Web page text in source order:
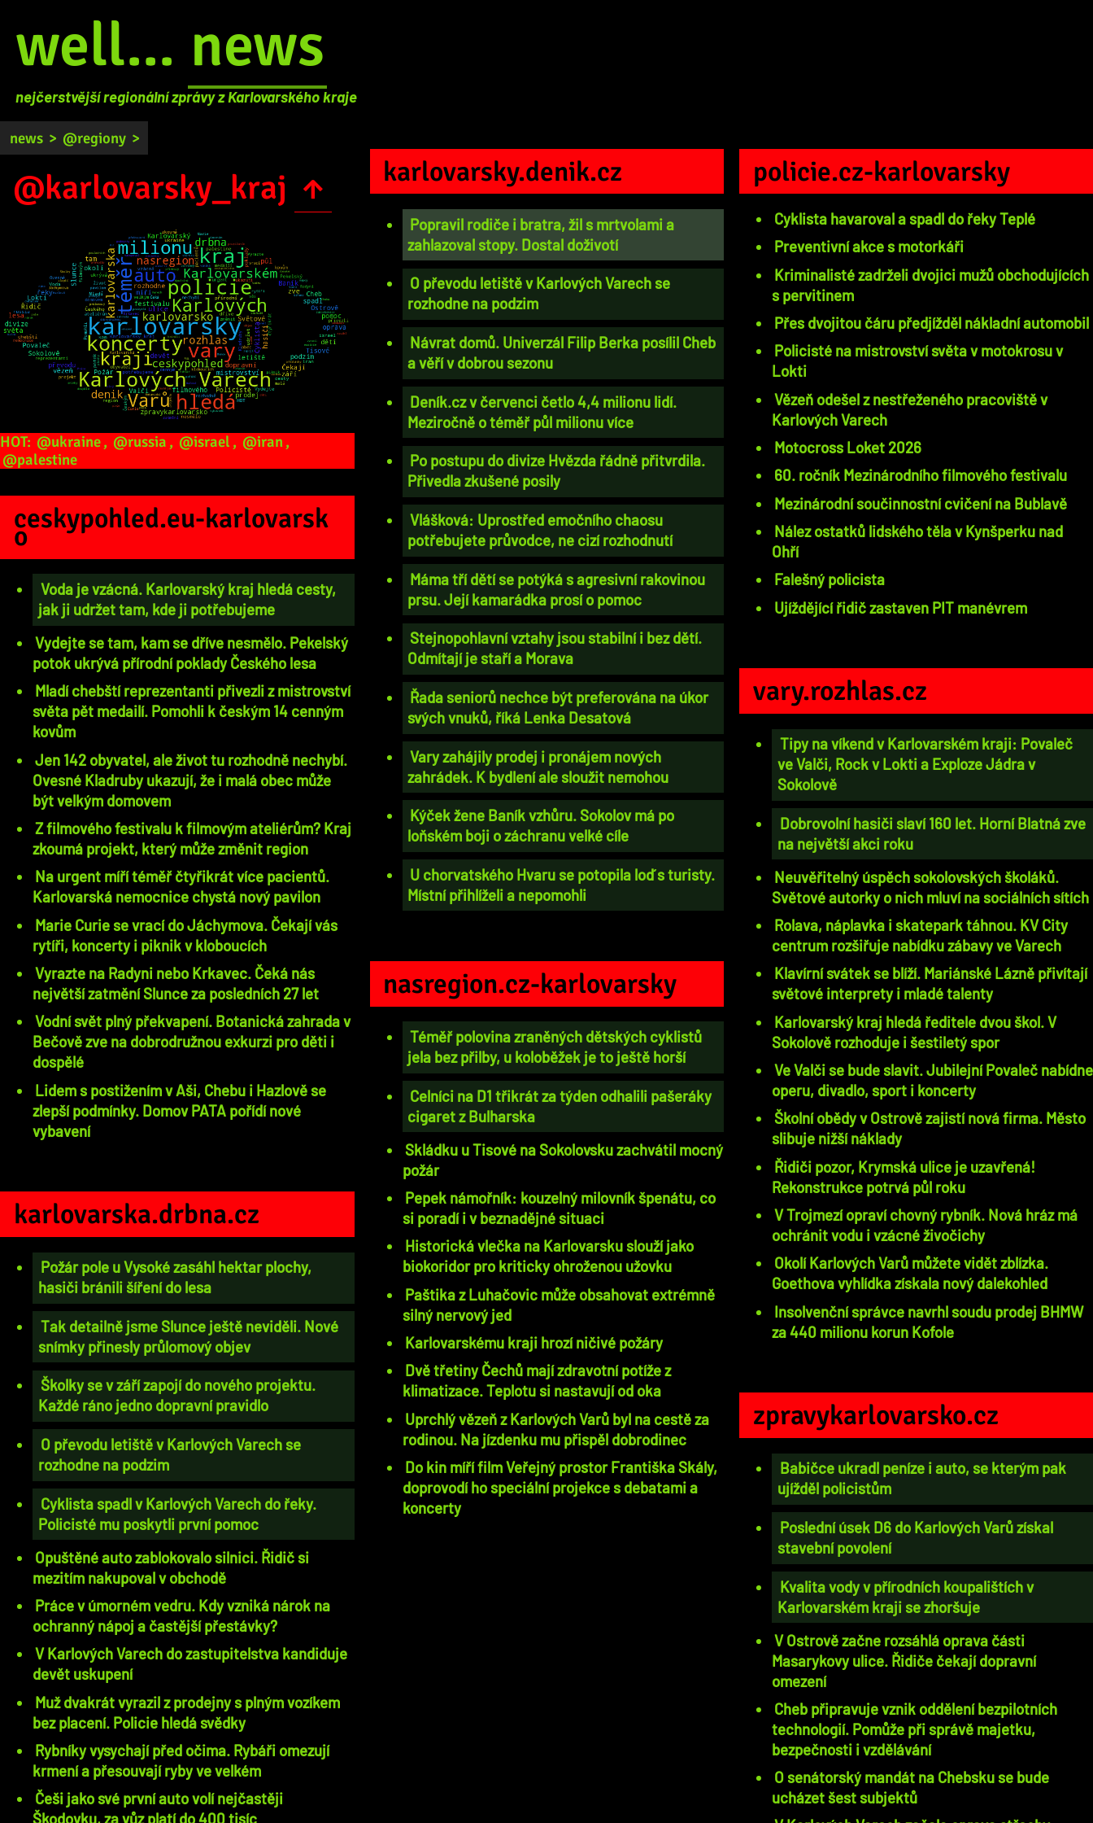
well... news
nejčerstvější regionální zprávy z Karlovarského kraje
news > @regiony >
@karlovarsky_kraj ↑
HOT: @ukraine, @russia , @israel , @iran ,
@palestine
ceskypohled.eu-karlovarsk
o
Voda je vzácná. Karlovarský kraj hledá cesty,
jak ji udržet tam, kde ji potřebujeme
Vydejte se tam, kam se dříve nesmělo. Pekelský
potok ukrývá přírodní poklady Českého lesa
Mladí chebští reprezentanti přivezli z mistrovství
světa pět medailí. Pomohli k českým 14 cenným
kovům
Jen 142 obyvatel, ale život tu rozhodně nechybí.
Ovesné Kladruby ukazují, že i malá obec může
být velkým domovem
Z filmového festivalu k filmovým ateliérům? Kraj
zkoumá projekt, který může změnit region
Na urgent míří téměř čtyřikrát více pacientů.
Karlovarská nemocnice chystá nový pavilon
Marie Curie se vrací do Jáchymova. Čekají vás
rytíři, koncerty i piknik v kloboucích
Vyrazte na Radyni nebo Krkavec. Čeká nás
největší zatmění Slunce za posledních 27 let
Vodní svět plný překvapení. Botanická zahrada v
Bečově zve na dobrodružnou exkurzi pro děti i
dospělé
Lidem s postižením v Aši, Chebu i Hazlově se
zlepší podmínky. Domov PATA pořídí nové
vybavení
karlovarska.drbna.cz
Požár pole u Vysoké zasáhl hektar plochy,
hasiči bránili šíření do lesa
Tak detailně jsme Slunce ještě neviděli. Nové
snímky přinesly průlomový objev
Školky se v září zapojí do nového projektu.
Každé ráno jedno dopravní pravidlo
O převodu letiště v Karlových Varech se
rozhodne na podzim
Cyklista spadl v Karlových Varech do řeky.
Policisté mu poskytli první pomoc
Opuštěné auto zablokovalo silnici. Řidič si
mezitím nakupoval v obchodě
Práce v úmorném vedru. Kdy vzniká nárok na
ochranný nápoj a častější přestávky?
V Karlových Varech do zastupitelstva kandiduje
devět uskupení
Muž dvakrát vyrazil z prodejny s plným vozíkem
bez placení. Policie hledá svědky
Rybníky vysychají před očima. Rybáři omezují
krmení a přesouvají ryby ve velkém
Češi jako své první auto volí nejčastěji
Škodovku, za vůz platí do 400 tisíc
karlovarsky.denik.cz
Popravil rodiče i bratra, žil s mrtvolami a
zahlazoval stopy. Dostal doživotí
O převodu letiště v Karlových Varech se
rozhodne na podzim
Návrat domů. Univerzál Filip Berka posílil Cheb
a věří v dobrou sezonu
Deník.cz v červenci četlo 4,4 milionu lidí.
Meziročně o téměř půl milionu více
Po postupu do divize Hvězda řádně přitvrdila.
Přivedla zkušené posily
Vlášková: Uprostřed emočního chaosu
potřebujete průvodce, ne cizí rozhodnutí
Máma tří dětí se potýká s agresivní rakovinou
prsu. Její kamarádka prosí o pomoc
Stejnopohlavní vztahy jsou stabilní i bez dětí.
Odmítají je staří a Morava
Řada seniorů nechce být preferována na úkor
svých vnuků, říká Lenka Desatová
Vary zahájily prodej i pronájem nových
zahrádek. K bydlení ale sloužit nemohou
Kýček žene Baník vzhůru. Sokolov má po
loňském boji o záchranu velké cíle
U chorvatského Hvaru se potopila loď s turisty.
Místní přihlíželi a nepomohli
nasregion.cz-karlovarsky
Téměř polovina zraněných dětských cyklistů
jela bez přilby, u koloběžek je to ještě horší
Celníci na D1 třikrát za týden odhalili pašeráky
cigaret z Bulharska
Skládku u Tisové na Sokolovsku zachvátil mocný
požár
Pepek námořník: kouzelný milovník špenátu, co
si poradí i v beznadějné situaci
Historická vlečka na Karlovarsku slouží jako
biokoridor pro kriticky ohroženou užovku
Paštika z Luhačovic může obsahovat extrémně
silný nervový jed
Karlovarskému kraji hrozí ničivé požáry
Dvě třetiny Čechů mají zdravotní potíže z
klimatizace. Teplotu si nastavují od oka
Uprchlý vězeň z Karlových Varů byl na cestě za
rodinou. Na jízdenku mu přispěl dobrodinec
Do kin míří film Veřejný prostor Františka Skály,
doprovodí ho speciální projekce s debatami a
koncerty
policie.cz-karlovarsky
Cyklista havaroval a spadl do řeky Teplé
Preventivní akce s motorkáři
Kriminalisté zadrželi dvojici mužů obchodujících
s pervitinem
Přes dvojitou čáru předjížděl nákladní automobil
Policisté na mistrovství světa v motokrosu v
Lokti
Vězeň odešel z nestřeženého pracoviště v
Karlových Varech
Motocross Loket 2026
60. ročník Mezinárodního filmového festivalu
Mezinárodní součinnostní cvičení na Bublavě
Nález ostatků lidského těla v Kynšperku nad
Ohří
Falešný policista
Ujíždějící řidič zastaven PIT manévrem
vary.rozhlas.cz
Tipy na víkend v Karlovarském kraji: Povaleč
ve Valči, Rock v Lokti a Exploze Jádra v
Sokolově
Dobrovolní hasiči slaví 160 let. Horní Blatná zve
na největší akci roku
Neuvěřitelný úspěch sokolovských školáků.
Světové autorky o nich mluví na sociálních sítích
Rolava, náplavka i skatepark táhnou. KV City
centrum rozšiřuje nabídku zábavy ve Varech
Klavírní svátek se blíží. Mariánské Lázně přivítají
světové interprety i mladé talenty
Karlovarský kraj hledá ředitele dvou škol. V
Sokolově rozhoduje i šestiletý spor
Ve Valči se bude slavit. Jubilejní Povaleč nabídne
operu, divadlo, sport i koncerty
Školní obědy v Ostrově zajistí nová firma. Město
slibuje nižší náklady
Řidiči pozor, Krymská ulice je uzavřená!
Rekonstrukce potrvá půl roku
V Trojmezí opraví chovný rybník. Nová hráz má
ochránit vodu i vzácné živočichy
Okolí Karlových Varů můžete vidět zblízka.
Goethova vyhlídka získala nový dalekohled
Insolvenční správce navrhl soudu prodej BHMW
za 440 milionu korun Kofole
zpravykarlovarsko.cz
Babičce ukradl peníze i auto, se kterým pak
ujížděl policistům
Poslední úsek D6 do Karlových Varů získal
stavební povolení
Kvalita vody v přírodních koupalištích v
Karlovarském kraji se zhoršuje
V Ostrově začne rozsáhlá oprava části
Masarykovy ulice. Řidiče čekají dopravní
omezení
Cheb připravuje vznik oddělení bezpilotních
technologií. Pomůže při správě majetku,
bezpečnosti i vzdělávání
O senátorský mandát na Chebsku se bude
ucházet šest subjektů